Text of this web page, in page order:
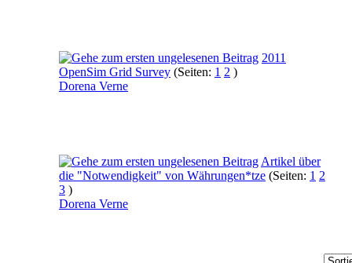
2011
OpenSim Grid Survey (Seiten: 1 2 )
Dorena Verne
Artikel über
die "Notwendigkeit" von Währungen*tze (Seiten: 1 2
3 )
Dorena Verne